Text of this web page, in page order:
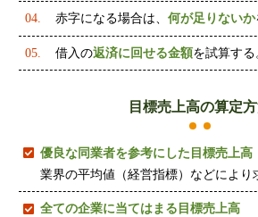
赤字になる場合は、 何が足りないか
借入の返済に回せる金額を試算する
目標売上高の算定
優良な同業者を参考にした目標売上高
業界の平均値（経営指標）などにより
全ての企業に当てはまる目標売上高